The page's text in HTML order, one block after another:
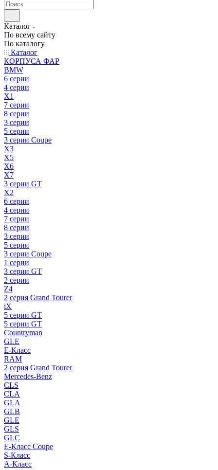
Каталог
По всему сайту
По каталогу
Каталог
КОРПУСА ФАР
BMW
6 серии
4 серии
X1
7 серии
8 серии
3 серии
5 серии
3 серии Coupe
X3
X5
X6
X7
3 серии GT
X2
6 серии
4 серии
7 серии
8 серии
3 серии
5 серии
3 серии Coupe
1 серии
3 серии GT
2 серии
Z4
2 серия Grand Tourer
iX
5 серии GT
5 серии GT
Countryman
GLE
E-Класс
RAM
2 серия Grand Tourer
Mercedes-Benz
CLS
CLA
GLA
GLB
GLE
GLS
GLC
E-Класс Coupe
S-Класс
A-Класс